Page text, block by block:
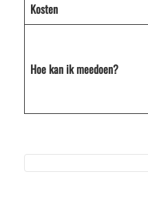
Kosten
Hoe kan ik meedoen?